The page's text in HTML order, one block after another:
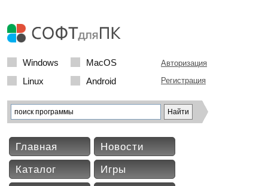
Windows
MacOS
Linux
Android
Авторизация
Регистрация
Главная
Новости
Каталог
Игры